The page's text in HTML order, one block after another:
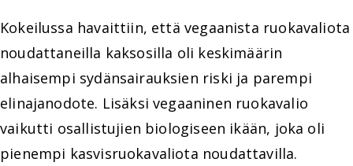
Kokeilussa havaittiin, että vegaanista ruokavaliota
noudattaneilla kaksosilla oli keskimäärin
alhaisempi sydänsairauksien riski ja parempi
elinajanodote. Lisäksi vegaaninen ruokavalio
vaikutti osallistujien biologiseen ikään, joka oli
pienempi kasvisruokavaliota noudattavilla.